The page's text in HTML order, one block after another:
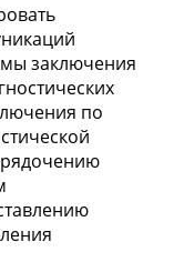
заключения
по